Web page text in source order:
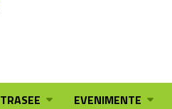
TRASEE EVENIMENTE